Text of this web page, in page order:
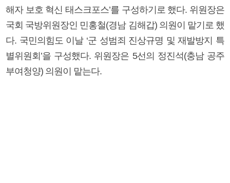
해자 보호 혁신 태스크포스’를 구성하기로 했다. 위원장은
국회 국방위원장인 민홍철(경남 김해갑) 의원이 맡기로 했
다. 국민의힘도 이날 ‘군 성범죄 진상규명 및 재발방지 특
별위원회’을 구성했다. 위원장은 5선의 정진석(충남 공주
부여청양) 의원이 맡는다.